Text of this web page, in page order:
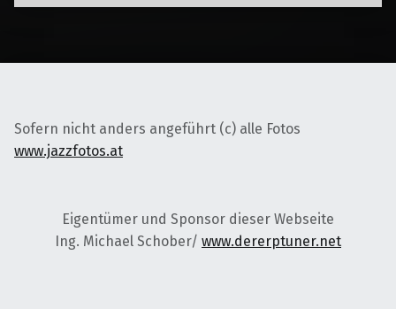
Sofern nicht anders angeführt (c) alle Fotos
www.jazzfotos.at
Eigentümer und Sponsor dieser Webseite
Ing. Michael Schober/ www.dererptuner.net